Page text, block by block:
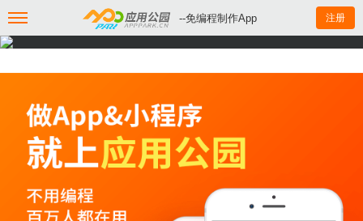
--免编程制作App 注册